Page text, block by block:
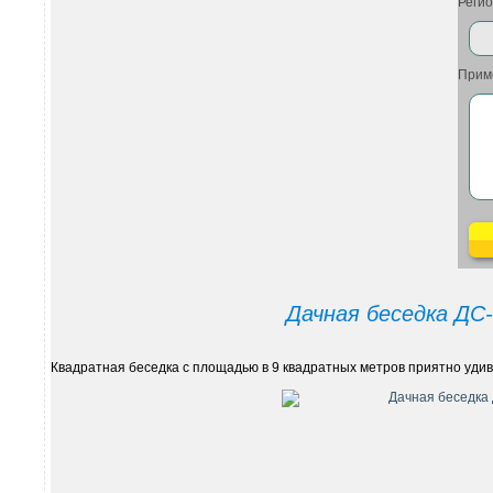
Дачная беседка
Квадратная беседка с площадью в 9 квадратных метров приятно